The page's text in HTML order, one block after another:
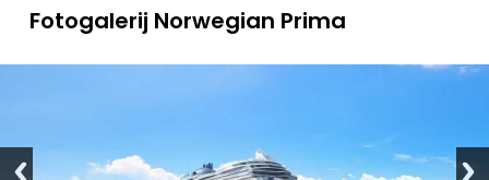
Fotogalerij Norwegian Prima